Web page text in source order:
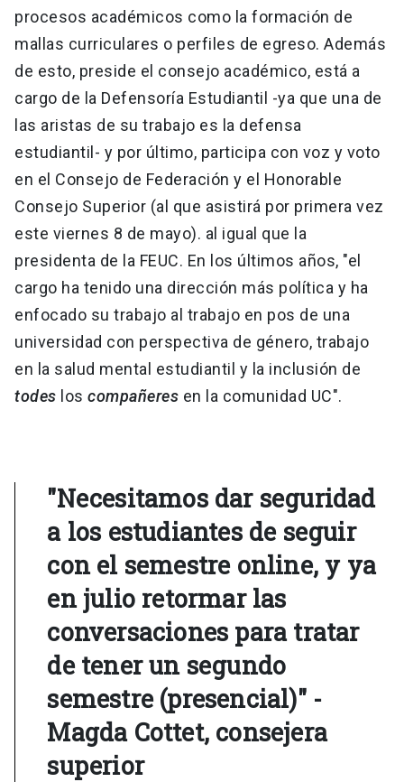
procesos académicos como la formación de
mallas curriculares o perfiles de egreso. Además
de esto, preside el consejo académico, está a
cargo de la Defensoría Estudiantil -ya que una de
las aristas de su trabajo es la defensa
estudiantil- y por último, participa con voz y voto
en el Consejo de Federación y el Honorable
Consejo Superior (al que asistirá por primera vez
este viernes 8 de mayo). al igual que la
presidenta de la FEUC. En los últimos años, "el
cargo ha tenido una dirección más política y ha
enfocado su trabajo al trabajo en pos de una
universidad con perspectiva de género, trabajo
en la salud mental estudiantil y la inclusión de
todes los compañeres en la comunidad UC".
"Necesitamos dar seguridad
a los estudiantes de seguir
con el semestre online, y ya
en julio retormar las
conversaciones para tratar
de tener un segundo
semestre (presencial)" -
Magda Cottet, consejera
superior